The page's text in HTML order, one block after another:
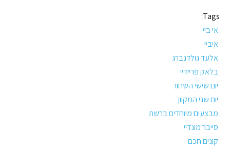
Tags:
אי ביי
איביי
אלעד גולדנברג
בלאק פריידיי
יום שישי השחור
יום שני המקוון
מבצעים מיוחדים ברשת
סייבר מונדיי
קונים חכם